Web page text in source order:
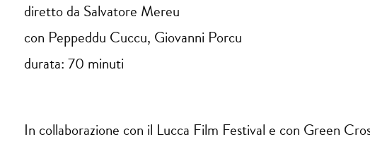
diretto da Salvatore Mereu
con Peppeddu Cuccu, Giovanni Porcu
durata: 70 minuti
In collaborazione con il Lucca Film Festival e con Green